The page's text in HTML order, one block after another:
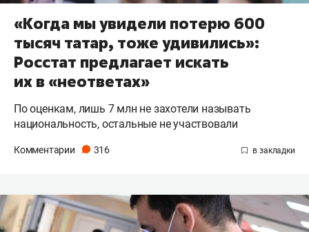
«Когда мы увидели потерю 600
тысяч татар, тоже удивились»:
Росстат предлагает искать
их в «неответах»
По оценкам, лишь 7 млн не захотели называть
национальность, остальные не участвовали
Комментарии 316